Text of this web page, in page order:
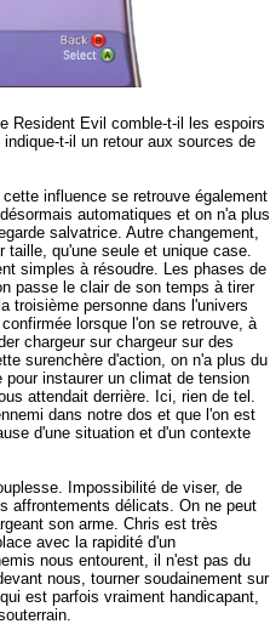
Resident Evil comble-t-il les espoirs
t-il un retour aux sources de
influence se retrouve également
automatiques et on n'a plus
salvatrice. Autre changement,
taille, qu'une seule et unique case.
simples à résoudre. Les phases de
passe le clair de son temps à tirer
troisième personne dans l'univers
lorsque l'on se retrouve, à
chargeur sur chargeur sur des
surenchère d'action, on n'a plus du
instaurer un climat de tension
attendait derrière. Ici, rien de tel.
dans notre dos et que l'on est
d'une situation et d'un contexte
Impossibilité de viser, de
affrontements délicats. On ne peut
son arme. Chris est très
avec la rapidité d'un
nous entourent, il n'est pas du
nous, tourner soudainement sur
est parfois vraiment handicapant,